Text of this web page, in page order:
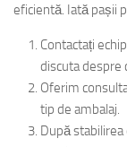
eficientă. Iată pașii
Contactați
discuta despre
Oferim
tip de ambalaj.
După